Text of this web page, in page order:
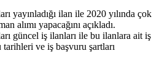
yayınladığı ilan ile 2020 yılında çok
alımı yapacağını açıkladı.
güncel iş ilanları ile bu ilanlara ait iş
ve iş başvuru şartları